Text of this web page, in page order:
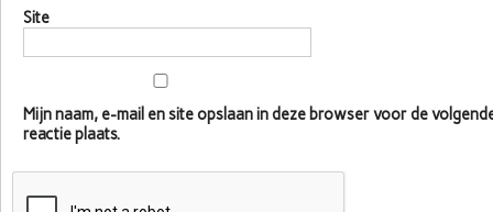
Site
Mijn naam, e-mail en site opslaan in deze browser voor de
reactie plaats.